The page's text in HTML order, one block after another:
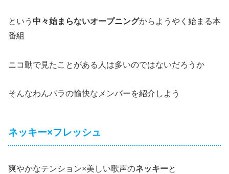
という 中々始まらないオープニングからようやく始まる本
番組
ニコ動で見たことがある人は多いのではないだろうか
そんなわんパラの愉快なメンバーを紹介しよう
ネッキー×フレッシュ
爽やかなテンション×美しい歌声のネッキーと